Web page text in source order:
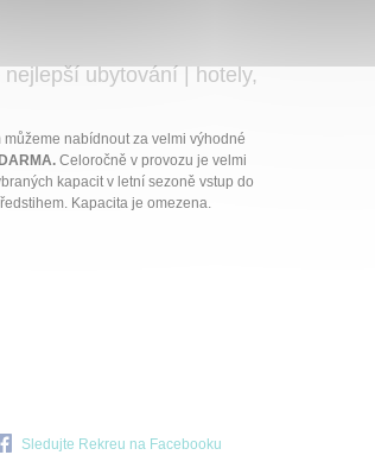
ubytování | hotely,
nabídnout za velmi výhodné
Celoročně v provozu je velmi
kapacit v letní sezoně vstup do
Kapacita je omezena.
Sledujte Rekreu na Facebooku